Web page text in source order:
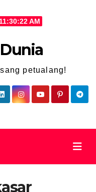
11:30:22 AM
petualang!